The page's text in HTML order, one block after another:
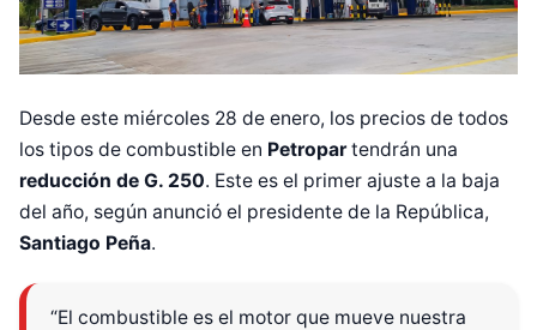
Desde este miércoles 28 de enero, los precios de todos
los tipos de combustible en Petropartendrán una
reducción de G. 250. Este es el primer ajuste a la baja
del año, según anunció el presidente de la República,
Santiago Peña.
“El combustible es el motor que mueve nuestra